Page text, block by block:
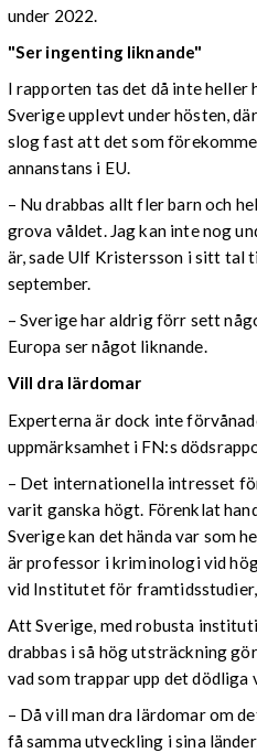
under 2022.
"Ser ingenting liknande"
I rapporten tas det då inte heller
Sverige upplevt under hösten,
slog fast att det som
annanstans i EU.
– Nu drabbas allt fler barn och
grova våldet. Jag kan inte nog
är, sade Ulf Kristersson i sitt tal
september.
– Sverige har aldrig förr sett
Europa ser något liknande.
Vill dra lärdomar
Experterna är dock inte
uppmärksamhet i FN:s
– Det internationella intresset
varit ganska högt. Förenklat
Sverige kan det hända var som
är professor i kriminologi vid
vid Institutet för
Att Sverige, med robusta
drabbas i så hög utsträckning
vad som trappar upp det dödliga
– Då vill man dra lärdomar om
få samma utveckling i sina